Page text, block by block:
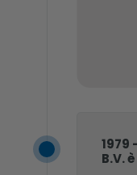
1979
B.V.